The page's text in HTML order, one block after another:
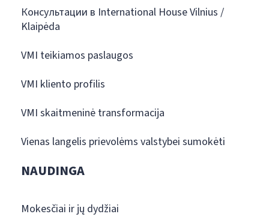
Консультации в International House Vilnius /
Klaipėda
VMI teikiamos paslaugos
VMI kliento profilis
VMI skaitmeninė transformacija
Vienas langelis prievolėms valstybei sumokėti
NAUDINGA
Mokesčiai ir jų dydžiai